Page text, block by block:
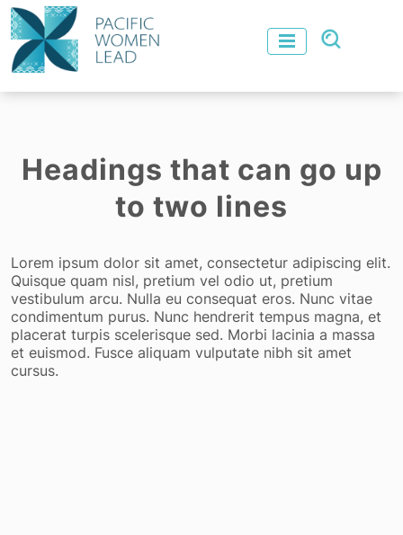
Headings that can go up
to two lines
Lorem ipsum dolor sit amet, consectetur adipiscing elit.
Quisque quam nisl, pretium vel odio ut, pretium
vestibulum arcu. Nulla eu consequat eros. Nunc vitae
condimentum purus. Nunc hendrerit tempus magna, et
placerat turpis scelerisque sed. Morbi lacinia a massa
et euismod. Fusce aliquam vulputate nibh sit amet
cursus.